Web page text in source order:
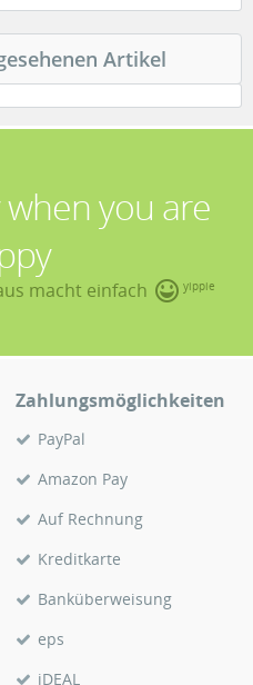
Artikel
you are
macht einfach yippie
Zahlungsmöglichkeiten
PayPal
Amazon Pay
Auf Rechnung
Kreditkarte
Banküberweisung
eps
iDEAL